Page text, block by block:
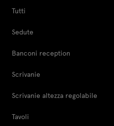
Tutti
Sedute
Banconi reception
Scrivanie
Scrivanie altezza regolabile
Tavoli